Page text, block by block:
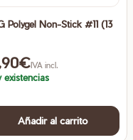
Polygel Non-Stick #11 (13
€IVA incl.
existencias
Añadir al carrito